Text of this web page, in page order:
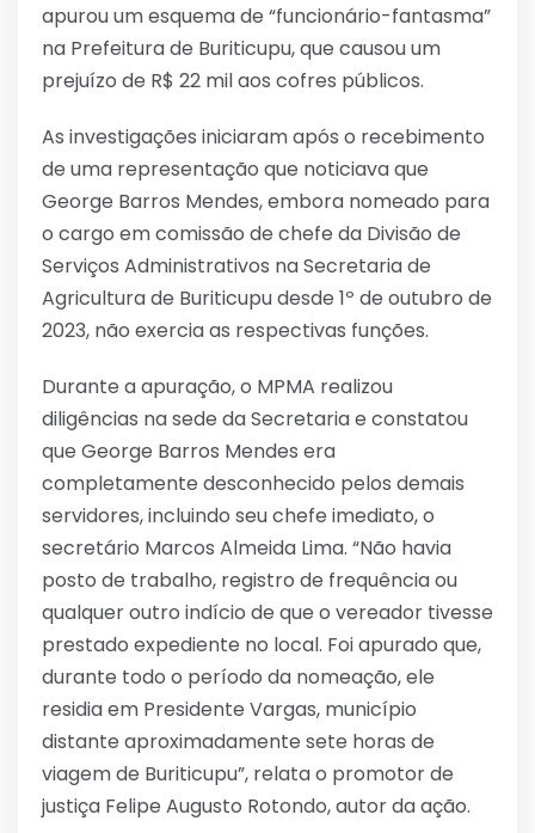
apurou um esquema de “funcionário-fantasma”
na Prefeitura de Buriticupu, que causou um
prejuízo de R$ 22 mil aos cofres públicos.
As investigações iniciaram após o recebimento
de uma representação que noticiava que
George Barros Mendes, embora nomeado para
o cargo em comissão de chefe da Divisão de
Serviços Administrativos na Secretaria de
Agricultura de Buriticupu desde 1º de outubro de
2023, não exercia as respectivas funções.
Durante a apuração, o MPMA realizou
diligências na sede da Secretaria e constatou
que George Barros Mendes era
completamente desconhecido pelos demais
servidores, incluindo seu chefe imediato, o
secretário Marcos Almeida Lima. “Não havia
posto de trabalho, registro de frequência ou
qualquer outro indício de que o vereador tivesse
prestado expediente no local. Foi apurado que,
durante todo o período da nomeação, ele
residia em Presidente Vargas, município
distante aproximadamente sete horas de
viagem de Buriticupu”, relata o promotor de
justiça Felipe Augusto Rotondo, autor da ação.